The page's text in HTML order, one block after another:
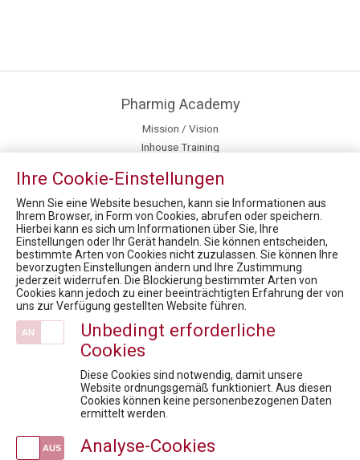
Pharmig Academy
Mission / Vision
Inhouse Training
Fördermöglichkeiten für Privatpersonen
Kontakt / Anfahrt
News
PHARMIG Rare Diseases COVID-19 Umfrage / 9. Rare Diseases Dialog
VIRTUAL HEALTH CARE SYMPOSIUM 2021 Produktion am Limit? Was ein starker Standort braucht
Health Care Symposium 2019 - Pharma & Health 4.0: We drive digital
Market Access for you - Insider Know-how & Best Practice Modul 1
Wenn KI zum Risiko wird: Rechtssicherheit für die Pharmaindustrie
Fit für die Prüfung - Pharmareferent:innen Vorbereitungskurs
Diskussionsreihe Market Access For Experts- Interaktive Session
Ihre Cookie-Einstellungen
Wenn Sie eine Website besuchen, kann sie Informationen aus
Ihrem Browser, in Form von Cookies, abrufen oder speichern.
Hierbei kann es sich um Informationen über Sie, Ihre
Einstellungen oder Ihr Gerät handeln. Sie können entscheiden,
bestimmte Arten von Cookies nicht zuzulassen. Sie können Ihre
bevorzugten Einstellungen ändern und Ihre Zustimmung
jederzeit widerrufen. Die Blockierung bestimmter Arten von
Cookies kann jedoch zu einer beeinträchtigten Erfahrung der von
uns zur Verfügung gestellten Website führen.
Unbedingt erforderliche
Cookies
Diese Cookies sind notwendig, damit unsere
Website ordnungsgemäß funktioniert. Aus diesen
Cookies können keine personenbezogenen Daten
ermittelt werden.
Analyse-Cookies